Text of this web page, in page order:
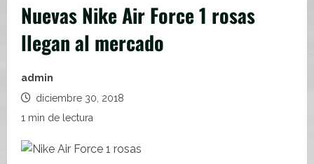
Nuevas Nike Air Force 1 rosas
llegan al mercado
admin
diciembre 30, 2018
1 min de lectura